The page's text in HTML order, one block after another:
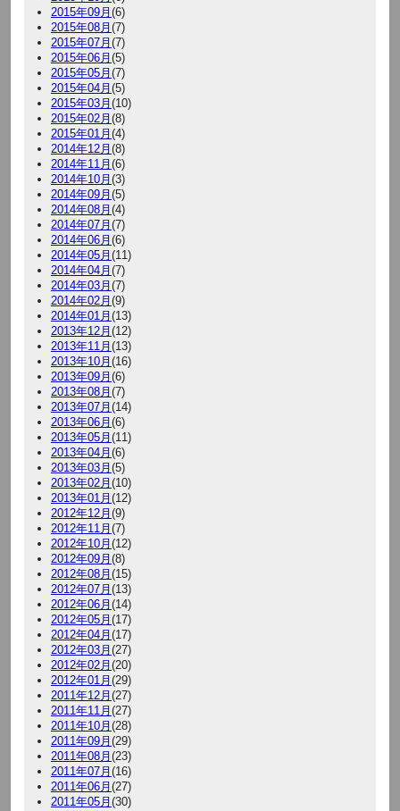
2015年09月 (6)
2015年08月 (7)
2015年07月 (7)
2015年06月 (5)
2015年05月 (7)
2015年04月 (5)
2015年03月 (10)
2015年02月 (8)
2015年01月 (4)
2014年12月 (8)
2014年11月 (6)
2014年10月 (3)
2014年09月 (5)
2014年08月 (4)
2014年07月 (7)
2014年06月 (6)
2014年05月 (11)
2014年04月 (7)
2014年03月 (7)
2014年02月 (9)
2014年01月 (13)
2013年12月 (12)
2013年11月 (13)
2013年10月 (16)
2013年09月 (6)
2013年08月 (7)
2013年07月 (14)
2013年06月 (6)
2013年05月 (11)
2013年04月 (6)
2013年03月 (5)
2013年02月 (10)
2013年01月 (12)
2012年12月 (9)
2012年11月 (7)
2012年10月 (12)
2012年09月 (8)
2012年08月 (15)
2012年07月 (13)
2012年06月 (14)
2012年05月 (17)
2012年04月 (17)
2012年03月 (27)
2012年02月 (20)
2012年01月 (29)
2011年12月 (27)
2011年11月 (27)
2011年10月 (28)
2011年09月 (29)
2011年08月 (23)
2011年07月 (16)
2011年06月 (27)
2011年05月 (30)